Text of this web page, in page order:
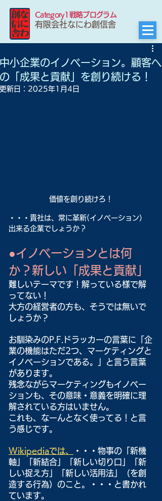
Category1戦略プログラム
有限会社なにわ創信舎
中小企業のイノベーション。顧客へ
の「成果と貢献」を創り続ける！
更新日： 2025年1月4日
価値を創り続けろ！
・・・貴社は、常に革新(イノベーション）
出来る企業でしょうか？
●イノベーションとは何
か？新しい「成果と貢献」
難しいテーマです！解っている様で解
ってない！
大方の経営者の方も、そうでは無いで
しょうか？
お馴染みのP.F.ドラッカーの言葉に「企
業の機能はただ2つ、マーケティングと
イノベーションである。」と言う言葉
があります。
残念ながらマーケティングもイノベー
ションも、その意味・意義を明確に理
解されている方はいません。
これも、なーんとなく使ってる！と言
う感じです。
Wikipediaでは、
・・・物事の「新機
軸」「新結合」「新しい切り口」「新
しい捉え方」「新しい活用法」（を創
造する行為）のこと。・・・と書かれ
ています。